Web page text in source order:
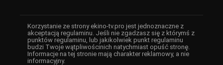
Korzystanie ze strony ekino-tv.pro jest jednoznaczne z
akceptacją regulaminu. Jeśli nie zgadzasz się z którymś z
punktów regulaminu, lub jakikolwiek punkt regulaminu
budzi Twoje wątpliwościnich natychmiast opuść stronę.
Informacje na tej stronie mają charakter reklamowy, a nie
informacyjny.